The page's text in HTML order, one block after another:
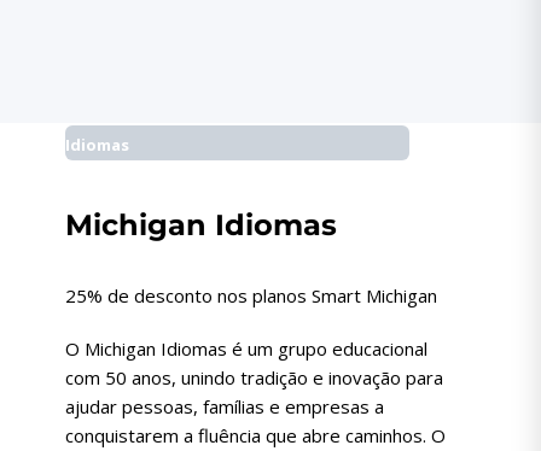
Idiomas
Michigan Idiomas
25% de desconto nos planos Smart Michigan
O Michigan Idiomas é um grupo educacional
com 50 anos, unindo tradição e inovação para
ajudar pessoas, famílias e empresas a
conquistarem a fluência que abre caminhos. O